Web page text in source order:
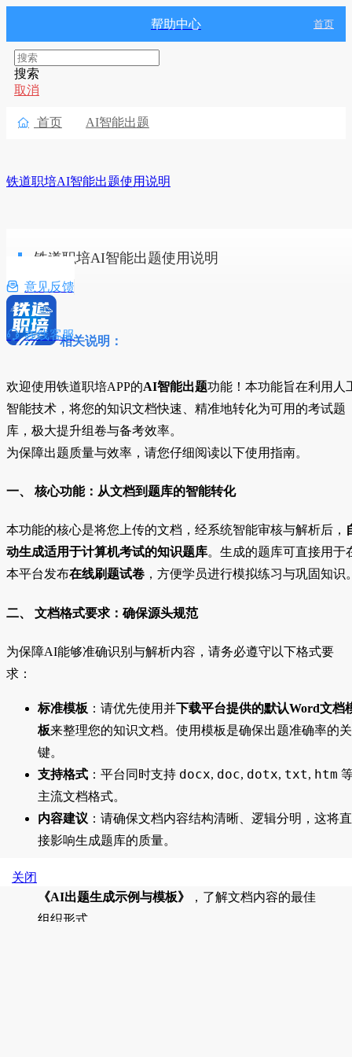
帮助中心 首页
搜索
取消
 首页 AI智能出题
铁道职培AI智能出题使用说明
铁道职培AI智能出题使用说明
相关说明：
欢迎使用铁道职培APP的AI智能出题功能！本功能旨在利用人
智能技术，将您的知识文档快速、精准地转化为可用的考试题
库，极大提升组卷与备考效率。
为保障出题质量与效率，请您仔细阅读以下使用指南。
一、 核心功能：从文档到题库的智能转化
本功能的核心是将您上传的文档，经系统智能审核与解析后，
动生成适用于计算机考试的知识题库。生成的题库可直接用于
本平台发布在线刷题试卷 ，方便学员进行模拟练习与巩固知识
二、 文档格式要求：确保源头规范
为保障AI能够准确识别与解析内容，请务必遵守以下格式要
求：
标准模板 ：请优先使用并下载平台提供的默认Word文档
板来整理您的知识文档。使用模板是确保出题准确率的关
键。
支持格式 ：平台同时支持 docx, doc, dotx, txt, htm
主流文档格式。
内容建议 ：请确保文档内容结构清晰、逻辑分明，这将直
接影响生成题库的质量。
《AI出题生成示例与模板》
，了解文档内容的最佳
组织形式。
关闭
 意见反馈
 在线客服